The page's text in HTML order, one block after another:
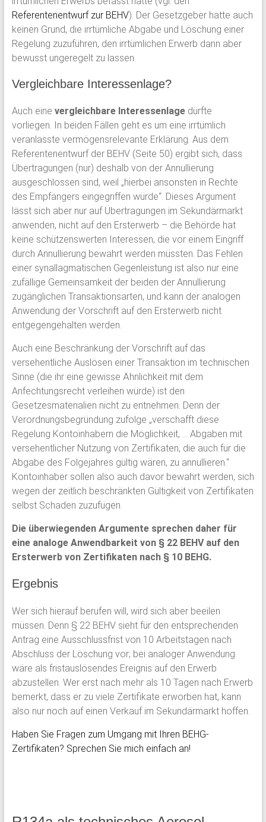
Referentenentwurf zur BEHV). Der Gesetzgeber hatte auch
keinen Grund, die irrtümliche Abgabe und Löschung einer
Regelung zuzuführen, den irrtümlichen Erwerb dann aber
bewusst ungeregelt zu lassen.
Vergleichbare Interessenlage?
Auch eine vergleichbare Interessenlagedürfte
vorliegen. In beiden Fällen geht es um eine irrtümlich
veranlasste vermögensrelevante Erklärung. Aus dem
Referentenentwurf der BEHV (Seite 50) ergibt sich, dass
Übertragungen (nur) deshalb von der Annullierung
ausgeschlossen sind, weil „hierbei ansonsten in Rechte
des Empfängers eingegriffen würde“. Dieses Argument
lässt sich aber nur auf Übertragungen im Sekundärmarkt
anwenden, nicht auf den Ersterwerb – die Behörde hat
keine schützenswerten Interessen, die vor einem Eingriff
durch Annullierung bewahrt werden müssten. Das Fehlen
einer synallagmatischen Gegenleistung ist also nur eine
zufällige Gemeinsamkeit der beiden der Annullierung
zugänglichen Transaktionsarten, und kann der analogen
Anwendung der Vorschrift auf den Ersterwerb nicht
entgegengehalten werden.
Auch eine Beschränkung der Vorschrift auf das
versehentliche Auslösen einer Transaktion im technischen
Sinne (die ihr eine gewisse Ähnlichkeit mit dem
Anfechtungsrecht verleihen würde) ist den
Gesetzesmaterialien nicht zu entnehmen. Denn der
Verordnungsbegründung zufolge „verschafft diese
Regelung Kontoinhabern die Möglichkeit, … Abgaben mit
versehentlicher Nutzung von Zertifikaten, die auch für die
Abgabe des Folgejahres gültig wären, zu annullieren.“
Kontoinhaber sollen also auch davor bewahrt werden, sich
wegen der zeitlich beschränkten Gültigkeit von Zertifikaten
selbst Schaden zuzufügen.
Die überwiegenden Argumente sprechen daher für
eine analoge Anwendbarkeit von § 22 BEHV auf den
Ersterwerb von Zertifikaten nach § 10 BEHG.
Ergebnis
Wer sich hierauf berufen will, wird sich aber beeilen
müssen. Denn § 22 BEHV sieht für den entsprechenden
Antrag eine Ausschlussfrist von 10 Arbeitstagen nach
Abschluss der Löschung vor; bei analoger Anwendung
wäre als fristauslösendes Ereignis auf den Erwerb
abzustellen. Wer erst nach mehr als 10 Tagen nach Erwerb
bemerkt, dass er zu viele Zertifikate erworben hat, kann
also nur noch auf einen Verkauf im Sekundärmarkt hoffen.
Haben Sie Fragen zum Umgang mit Ihren BEHG-
Zertifikaten? Sprechen Sie mich einfach an!